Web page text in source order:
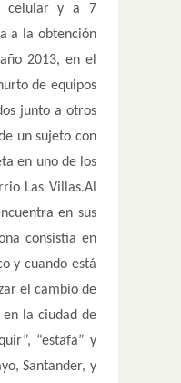
celular y a 7
a la obtención
2013, en el
de equipos
junto a otros
un sujeto con
en uno de los
Las Villas.Al
en sus
consistía en
y cuando está
el cambio de
en la ciudad de
“estafa” y
Santander, y